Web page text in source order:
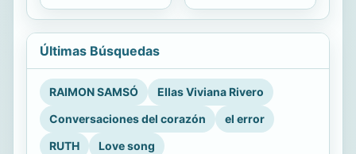
Últimas Búsquedas
RAIMON SAMSÓ
Ellas Viviana Rivero
Conversaciones del corazón
el error
RUTH
Love song